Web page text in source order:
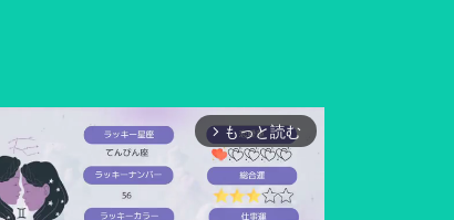
arrow_forward_ios もっと読む